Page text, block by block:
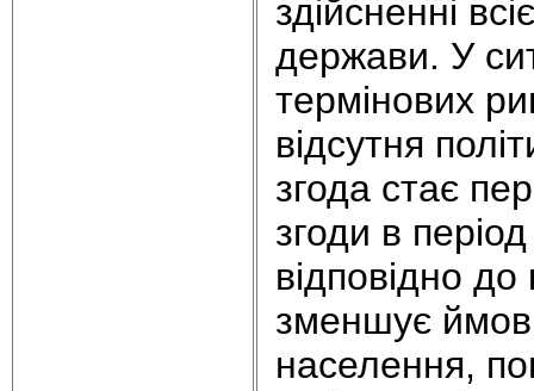
здійсненні
держави. У
термінових
відсутня
згода стає
згоди в
відповідно до
зменшує
населення,